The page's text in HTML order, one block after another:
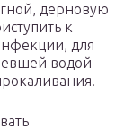
дерновую
к
для
водой